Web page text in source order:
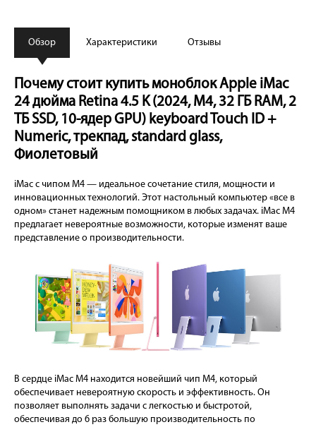
Обзор Характеристики Отзывы
Почему стоит купить моноблок Apple iMac
24 дюйма Retina 4.5 K (2024, M4, 32 ГБ RAM, 2
ТБ SSD, 10-ядер GPU) keyboard Touch ID +
Numeric, трекпад, standard glass,
Фиолетовый
iMac с чипом M4 — идеальное сочетание стиля, мощности и
инновационных технологий. Этот настольный компьютер «все в
одном» станет надежным помощником в любых задачах. iMac M4
предлагает невероятные возможности, которые изменят ваше
представление о производительности.
В сердце iMac M4 находится новейший чип M4, который
обеспечивает невероятную скорость и эффективность. Он
позволяет выполнять задачи с легкостью и быстротой,
обеспечивая до 6 раз большую производительность по